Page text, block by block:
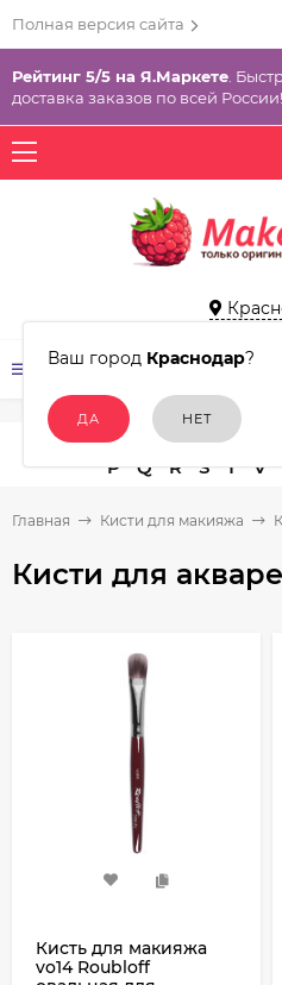
Полная версия сайта
Рейтинг 5/5 на Я.Маркете .
доставка заказов по всей России!
Ваш город Краснодар?
КАТАЛОГ ТОВАРОВ
A C D E
P
Q R S T V
Главная Кисти для макияжа
Кисти для
Кисть для макияжа
vo14 Roubloff